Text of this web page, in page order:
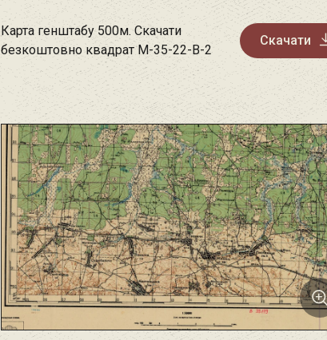
Карта генштабу 500м. Скачати
безкоштовно квадрат M-35-22-B-2
Скачати